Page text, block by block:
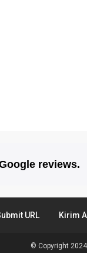
reviews.
URL Kirim
© Copyright 2024